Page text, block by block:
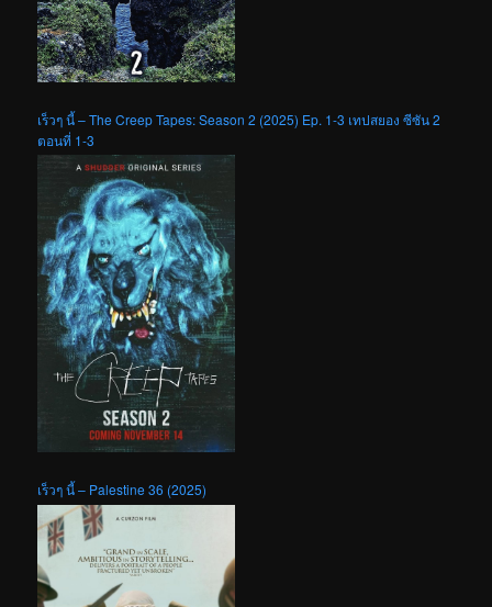
เร็วๆ นี้ – The Creep Tapes: Season 2 (2025) Ep. 1-3 เทปสยอง ซีซัน 2
ตอนที่ 1-3
เร็วๆ นี้ – Palestine 36 (2025)